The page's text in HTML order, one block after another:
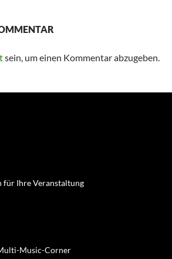
sein, um einen Kommentar abzugeben.
für Ihre Veranstaltung
Music-Corner